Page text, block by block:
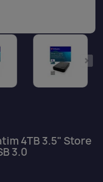
4TB 3.5" Store
3.0